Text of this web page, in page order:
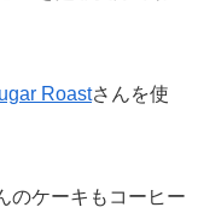
Roastさんを使
のケーキもコーヒー